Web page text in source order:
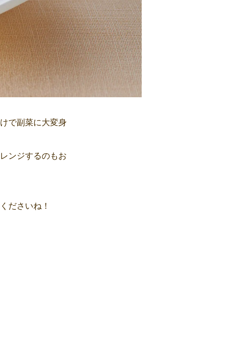
で副菜に大変身
ンジするのもお
ださいね！